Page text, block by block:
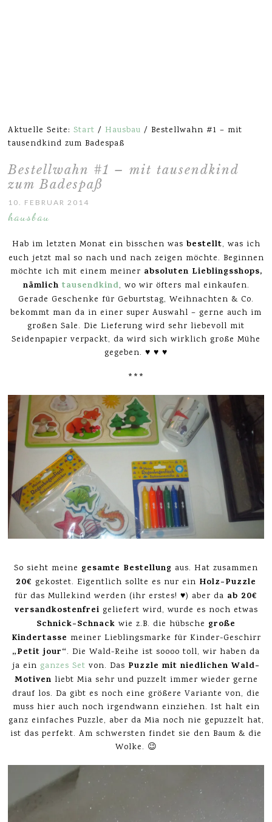
Aktuelle Seite:Start / Hausbau / Bestellwahn #1 – mit
tausendkind zum Badespaß
Bestellwahn #1 – mit tausendkind
zum Badespaß
10. FEBRUAR 2014
hausbau
Hab im letzten Monat ein bisschen was bestellt, was ich
euch jetzt mal so nach und nach zeigen möchte. Beginnen
möchte ich mit einem meiner absoluten Lieblingsshops,
nämlich tausendkind, wo wir öfters mal einkaufen.
Gerade Geschenke für Geburtstag, Weihnachten & Co.
bekommt man da in einer super Auswahl – gerne auch im
großen Sale. Die Lieferung wird sehr liebevoll mit
Seidenpapier verpackt, da wird sich wirklich große Mühe
gegeben. ♥ ♥ ♥
***
So sieht meine gesamte Bestellung aus. Hat zusammen
20€ gekostet. Eigentlich sollte es nur ein Holz-Puzzle
für das Mullekind werden (ihr erstes! ♥) aber da ab 20€
versandkostenfrei geliefert wird, wurde es noch etwas
Schnick-Schnack wie z.B. die hübsche große
Kindertasse meiner Lieblingsmarke für Kinder-Geschirr
„Petit jour“. Die Wald-Reihe ist soooo toll, wir haben da
ja ein ganzes Set von. Das Puzzle mit niedlichen Wald-
Motiven liebt Mia sehr und puzzelt immer wieder gerne
drauf los. Da gibt es noch eine größere Variante von, die
muss hier auch noch irgendwann einziehen. Ist halt ein
ganz einfaches Puzzle, aber da Mia noch nie gepuzzelt hat,
ist das perfekt. Am schwersten findet sie den Baum & die
Wolke. 😉